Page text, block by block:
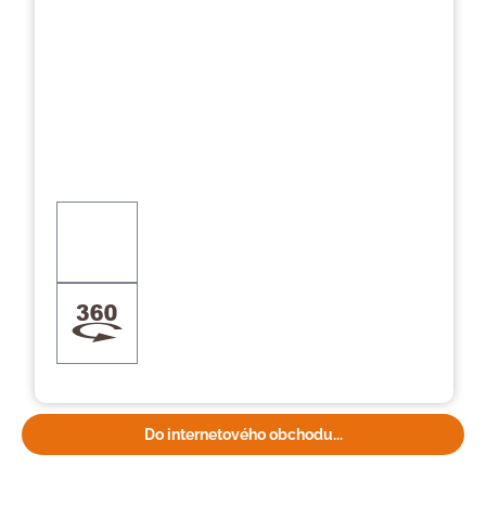
Do internetového obchodu...